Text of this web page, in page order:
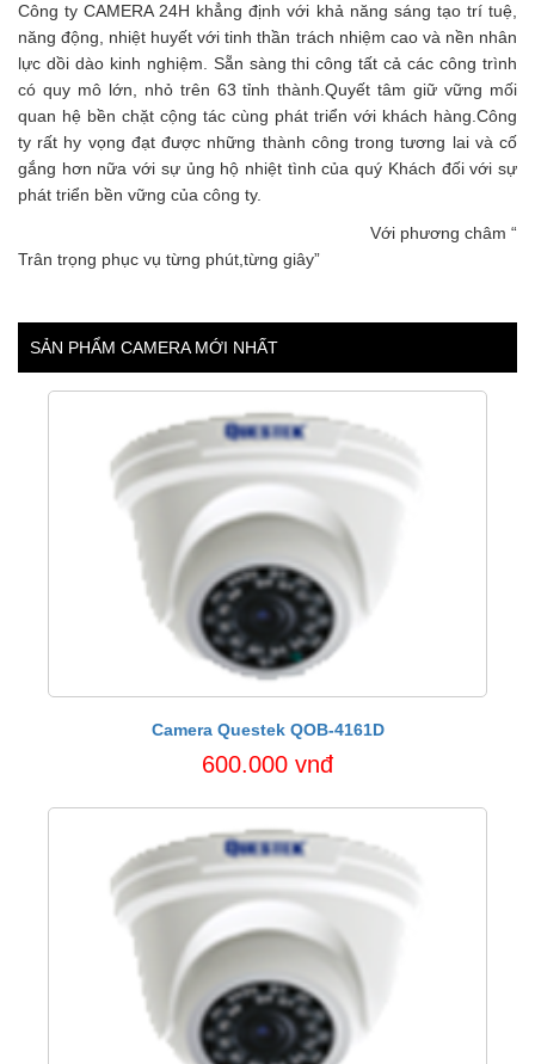
Công ty CAMERA 24H khẳng định với khả năng sáng tạo trí tuệ,
năng động, nhiệt huyết với tinh thần trách nhiệm cao và nền nhân
lực dồi dào kinh nghiệm. Sẵn sàng thi công tất cả các công trình
có quy mô lớn, nhỏ trên 63 tỉnh thành.Quyết tâm giữ vững mối
quan hệ bền chặt cộng tác cùng phát triển với khách hàng.Công
ty rất hy vọng đạt được những thành công trong tương lai và cố
gắng hơn nữa với sự ủng hộ nhiệt tình của quý Khách đối với sự
phát triển bền vững của công ty.
Với phương châm “
Trân trọng phục vụ từng phút,từng giây”
SẢN PHẨM CAMERA MỚI NHẤT
Camera Questek QOB-4161D
600.000 vnđ